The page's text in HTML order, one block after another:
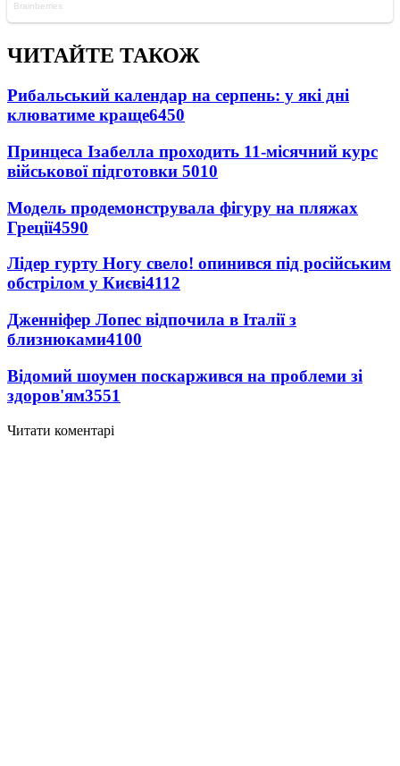
ЧИТАЙТЕ ТАКОЖ
Рибальський календар на серпень: у які дні
клюватиме краще6450
Принцеса Ізабелла проходить 11-місячний курс
військової підготовки 5010
Модель продемонструвала фігуру на пляжах
Греції4590
Лідер гурту Ногу свело! опинився під російським
обстрілом у Києві4112
Дженніфер Лопес відпочила в Італії з
близнюками4100
Відомий шоумен поскаржився на проблеми зі
здоров'ям3551
Читати коментарі